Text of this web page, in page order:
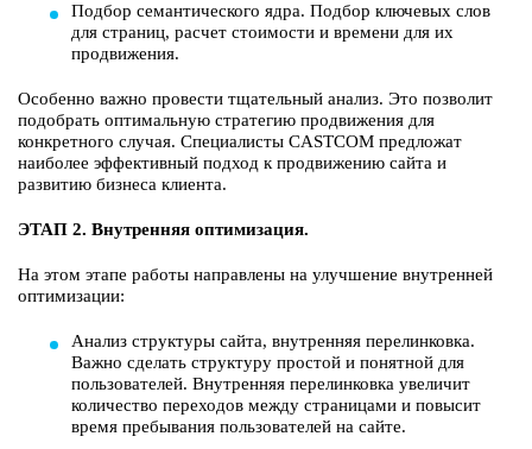
Подбор семантического ядра. Подбор ключевых слов
для страниц, расчет стоимости и времени для их
продвижения.
Особенно важно провести тщательный анализ. Это позволит
подобрать оптимальную стратегию продвижения для
конкретного случая. Специалисты CASTCOM предложат
наиболее эффективный подход к продвижению сайта и
развитию бизнеса клиента.
ЭТАП 2. Внутренняя оптимизация.
На этом этапе работы направлены на улучшение внутренней
оптимизации:
Анализ структуры сайта, внутренняя перелинковка.
Важно сделать структуру простой и понятной для
пользователей. Внутренняя перелинковка увеличит
количество переходов между страницами и повысит
время пребывания пользователей на сайте.